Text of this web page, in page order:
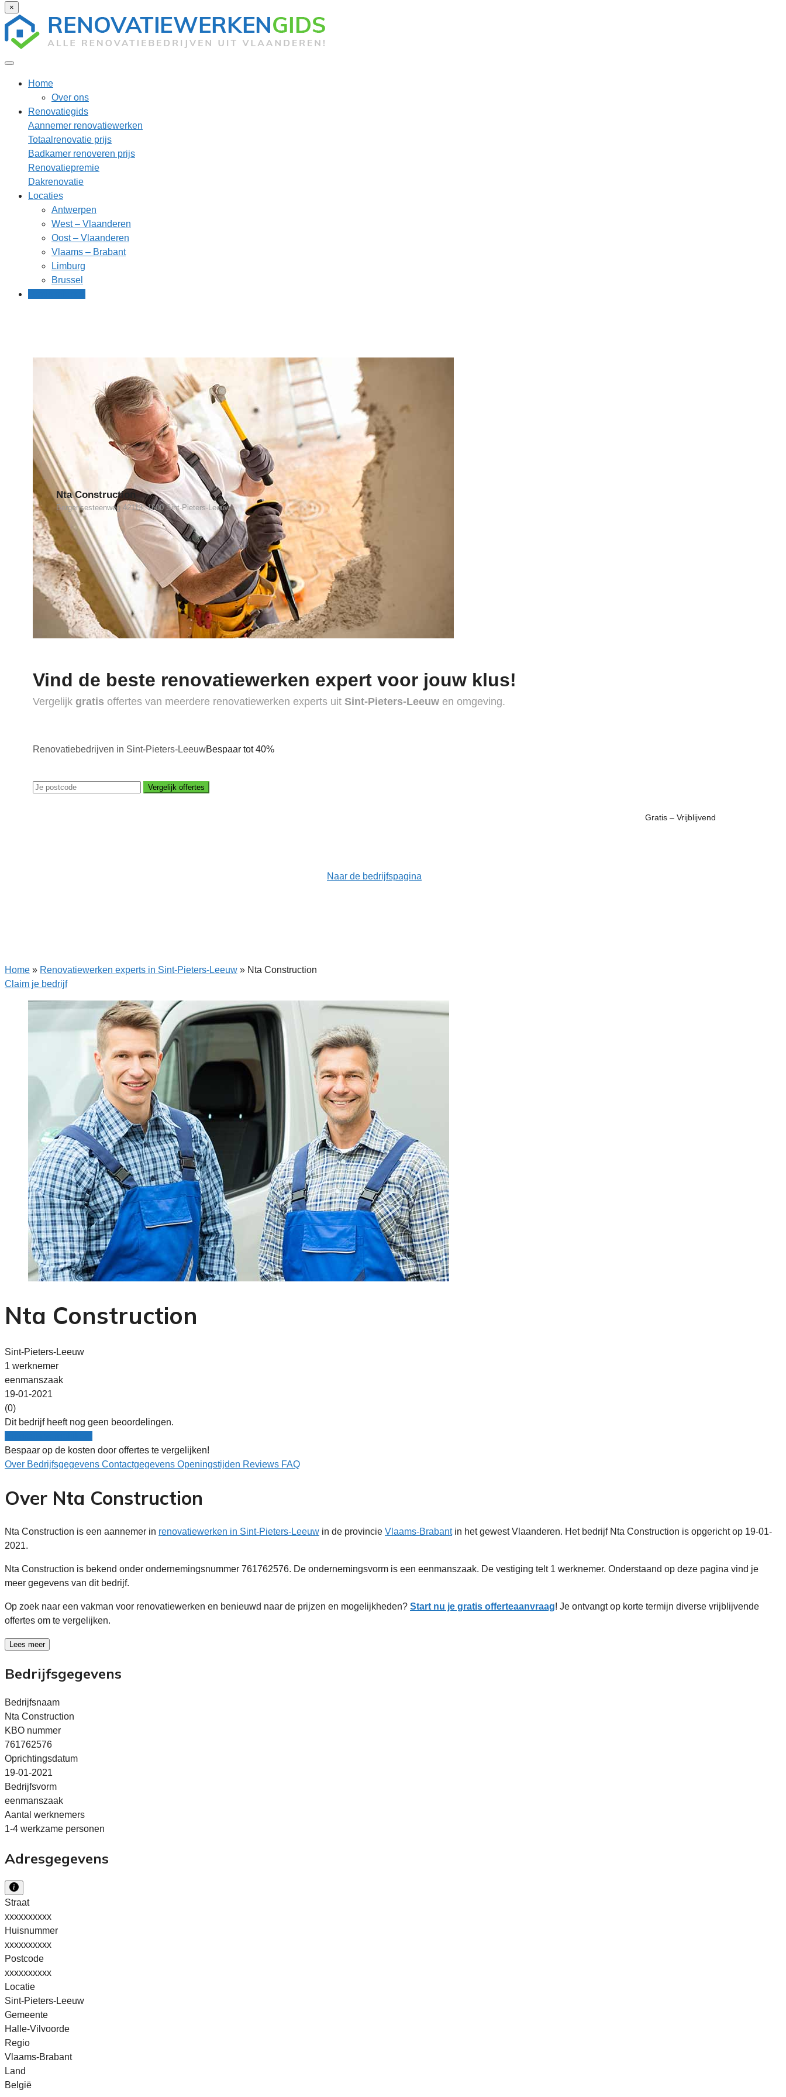
×
Home
Over ons
Renovatiegids
Aannemer renovatiewerken
Totaalrenovatie prijs
Badkamer renoveren prijs
Renovatiepremie
Dakrenovatie
Locaties
Antwerpen
West – Vlaanderen
Oost – Vlaanderen
Vlaams – Brabant
Limburg
Brussel
Nta Construction
Bergensesteenweg 42113, 1600 Sint-Pieters-Leeuw
Vind de beste renovatiewerken expert voor jouw klus!
Vergelijk gratis offertes van meerdere renovatiewerken experts uit Sint-Pieters-Leeuw en omgeving.
Renovatiebedrijven in Sint-Pieters-LeeuwBespaar tot 40%
Vergelijk offertes
Gratis – Vrijblijvend
Naar de bedrijfspagina
Home » Renovatiewerken experts in Sint-Pieters-Leeuw » Nta Construction
Claim je bedrijf
Nta Construction
Sint-Pieters-Leeuw
1 werknemer
eenmanszaak
19-01-2021
(0)
Dit bedrijf heeft nog geen beoordelingen.
Bespaar op de kosten door offertes te vergelijken!
Over Bedrijfsgegevens Contactgegevens Openingstijden Reviews FAQ
Over Nta Construction
Nta Construction is een aannemer in renovatiewerken in Sint-Pieters-Leeuw in de provincie Vlaams-Brabantin het gewest Vlaanderen. Het bedrijf Nta Construction is opgericht op 19-01-
2021.
Nta Construction is bekend onder ondernemingsnummer 761762576. De ondernemingsvorm is een eenmanszaak. De vestiging telt 1 werknemer. Onderstaand op deze pagina vind je
meer gegevens van dit bedrijf.
Op zoek naar een vakman voor renovatiewerken en benieuwd naar de prijzen en mogelijkheden? Start nu je gratis offerteaanvraag! Je ontvangt op korte termijn diverse vrijblijvende
offertes om te vergelijken.
Lees meer
Bedrijfsgegevens
Bedrijfsnaam
Nta Construction
KBO nummer
761762576
Oprichtingsdatum
19-01-2021
Bedrijfsvorm
eenmanszaak
Aantal werknemers
1-4 werkzame personen
Adresgegevens
Straat
xxxxxxxxxx
Huisnummer
xxxxxxxxxx
Postcode
xxxxxxxxxx
Locatie
Sint-Pieters-Leeuw
Gemeente
Halle-Vilvoorde
Regio
Vlaams-Brabant
Land
België